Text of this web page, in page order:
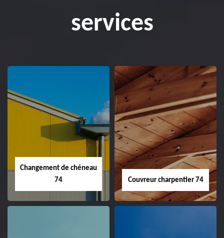
services
Changement de chéneau
74
Couvreur charpentier 74